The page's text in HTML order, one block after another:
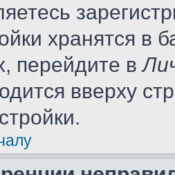
хранятся в
перейдите в
вверху